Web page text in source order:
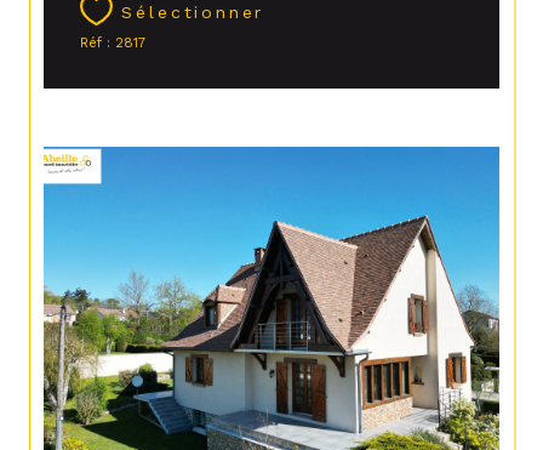
Sélectionner
Réf : 2817